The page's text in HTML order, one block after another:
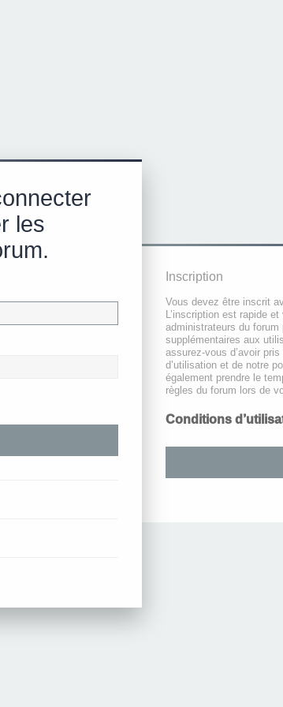
les
Inscription
Vous devez être inscrit
L’inscription est rapide
administrateurs du
supplémentaires aux
assurez-vous d’avoir
d’utilisation et de notre
également prendre le
règles du forum lors de
Conditions